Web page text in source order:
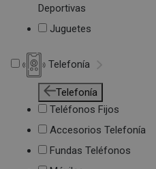
Deportivas
Juguetes
Telefonía
Telefonía
Teléfonos Fijos
Accesorios Telefonía
Fundas Teléfonos